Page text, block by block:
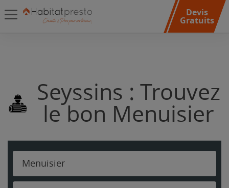
Devis
Gratuits
Seyssins : Trouvez
le bon Menuisier
Menuisier